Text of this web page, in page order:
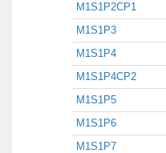
M1S1P2CP1
M1S1P3
M1S1P4
M1S1P4CP2
M1S1P5
M1S1P6
M1S1P7